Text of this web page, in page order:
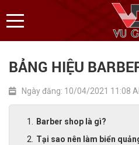
BẢNG HIỆU
Ngày đăng: 10/04/2021 11:08
Barber shop là gì?
Tại sao nên làm biển